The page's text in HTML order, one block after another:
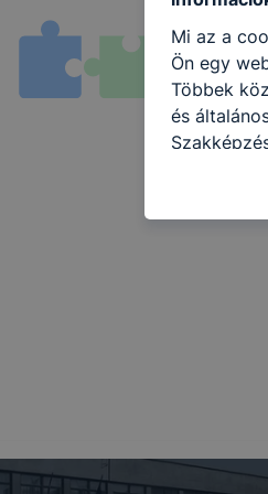
Mi az a
Ön egy
Többek
és
használja
látogatja,
ezek
célja
lehetővé
teljes körű